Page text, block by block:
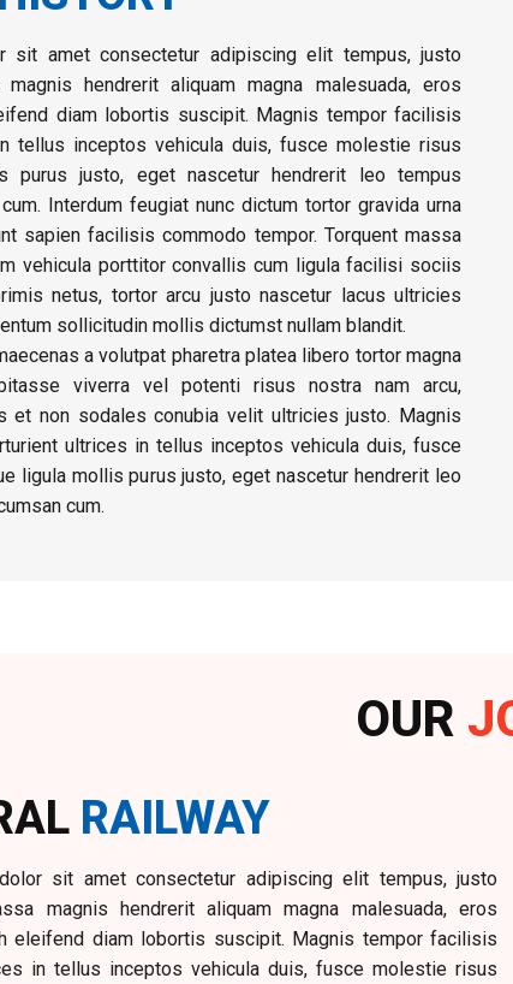
sit amet consectetur adipiscing elit tempus, justo
hendrerit aliquam magna malesuada, eros
diam lobortis suscipit. Magnis tempor facilisis
tellus inceptos vehicula duis, fusce molestie risus
purus justo, eget nascetur hendrerit leo tempus
Interdum feugiat nunc dictum tortor gravida urna
sapien facilisis commodo tempor. Torquent massa
vehicula porttitor convallis cum ligula facilisi sociis
netus, tortor arcu justo nascetur lacus ultricies
sollicitudin mollis dictumst nullam blandit.
a volutpat pharetra platea libero tortor magna
viverra vel potenti risus nostra nam arcu,
et non sodales conubia velit ultricies justo. Magnis
ultrices in tellus inceptos vehicula duis, fusce
ligula mollis purus justo, eget nascetur hendrerit leo
cum.
OUR
RAILWAY
sit amet consectetur adipiscing elit tempus, justo
magnis hendrerit aliquam magna malesuada, eros
eleifend diam lobortis suscipit. Magnis tempor facilisis
in tellus inceptos vehicula duis, fusce molestie risus